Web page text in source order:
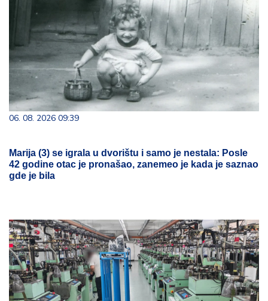
06. 08. 2026 09:39
Marija (3) se igrala u dvorištu i samo je nestala: Posle
42 godine otac je pronašao, zanemeo je kada je saznao
gde je bila